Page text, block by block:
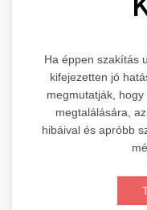
Ha éppen szakítás
kifejezetten jó
megmutatják,
megtalálására,
hibáival és apróbb